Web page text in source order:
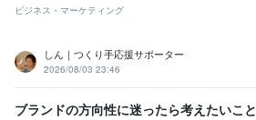
ビジネス・マーケティング
しん｜つくり手応援サポーター
2026/08/03 23:46
ブランドの方向性に迷ったら考えたいこと